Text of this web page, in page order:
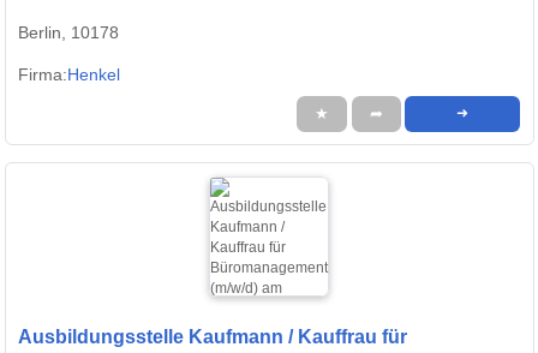
Berlin, 10178
Firma:Henkel
★ ➦ ➜
Ausbildungsstelle Kaufmann / Kauffrau für